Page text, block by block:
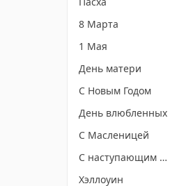
8 Марта
1 Мая
День матери
С Новым Годом
День влюбленных
С Масленицей
С наступающим Новым годом
Хэллоуин